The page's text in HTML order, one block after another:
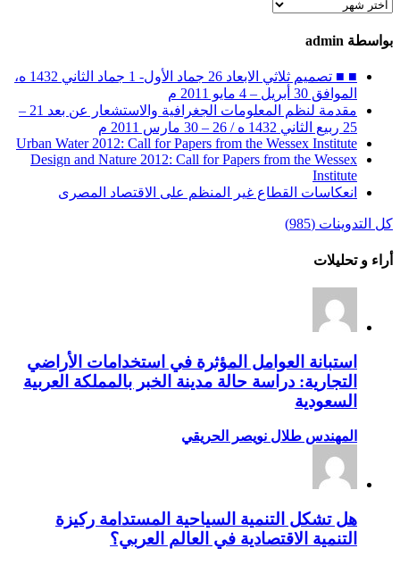
الأرشيف
بواسطة admin
■ ■ تصميم ثلاثي الابعاد 26 جماد الأول- 1 جماد الثاني 1432 ه،
الموافق 30 أبريل – 4 مايو 2011 م
مقدمة لنظم المعلومات الجغرافية والاستشعار عن بعد 21 –
25 ربيع الثاني 1432 ه / 26 – 30 مارس 2011 م
Urban Water 2012: Call for Papers from the Wessex Institute
Design and Nature 2012: Call for Papers from the Wessex
Institute‏
انعكاسات القطاع غير المنظم على الاقتصاد المصرى
كل التدوينات (985)
أراء و تحليلات
استبانة العوامل المؤثرة في استخدامات الأراضي
التجارية: دراسة حالة مدينة الخبر بالمملكة العربية
السعودية
المهندس طلال نويصر الحريقي
هل تشكل التنمية السياحية المستدامة ركيزة
التنمية الاقتصادية في العالم العربي؟